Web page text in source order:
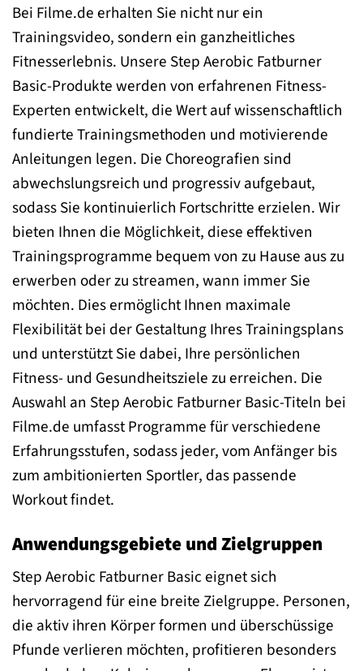
Bei Filme.de erhalten Sie nicht nur ein
Trainingsvideo, sondern ein ganzheitliches
Fitnesserlebnis. Unsere Step Aerobic Fatburner
Basic-Produkte werden von erfahrenen Fitness-
Experten entwickelt, die Wert auf wissenschaftlich
fundierte Trainingsmethoden und motivierende
Anleitungen legen. Die Choreografien sind
abwechslungsreich und progressiv aufgebaut,
sodass Sie kontinuierlich Fortschritte erzielen. Wir
bieten Ihnen die Möglichkeit, diese effektiven
Trainingsprogramme bequem von zu Hause aus zu
erwerben oder zu streamen, wann immer Sie
möchten. Dies ermöglicht Ihnen maximale
Flexibilität bei der Gestaltung Ihres Trainingsplans
und unterstützt Sie dabei, Ihre persönlichen
Fitness- und Gesundheitsziele zu erreichen. Die
Auswahl an Step Aerobic Fatburner Basic-Titeln bei
Filme.de umfasst Programme für verschiedene
Erfahrungsstufen, sodass jeder, vom Anfänger bis
zum ambitionierten Sportler, das passende
Workout findet.
Anwendungsgebiete und Zielgruppen
Step Aerobic Fatburner Basic eignet sich
hervorragend für eine breite Zielgruppe. Personen,
die aktiv ihren Körper formen und überschüssige
Pfunde verlieren möchten, profitieren besonders